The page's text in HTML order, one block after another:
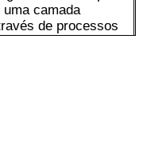
camada
de processos
de pó e